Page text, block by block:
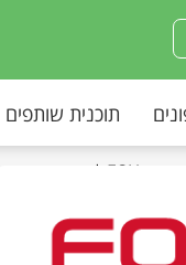
תוכנית שותפים
FOX | פוקס